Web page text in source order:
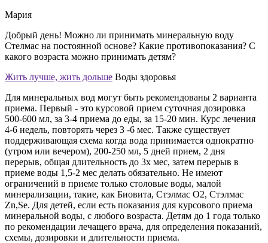
Мария
Добрый день! Можно ли принимать минеральную воду
Стелмас на постоянной основе? Какие противопоказания? С
какого возраста можно принимать детям?
Жить лучше, жить дольше Воды здоровья
Для минеральных вод могут быть рекомендованы 2 варианта
приема. Первый - это курсовой прием суточная дозировка
500-600 мл, за 3-4 приема до еды, за 15-20 мин. Курс лечения
4-6 недель, повторять через 3 -6 мес. Также существует
поддерживающая схема когда вода принимается однократно
(утром или вечером), 200-250 мл, 5 дней прием, 2 дня
перерыв, общая длительность до 3х мес, затем перерыв в
приеме воды 1,5-2 мес делать обязательно. Не имеют
ограничений в приеме только столовые воды, малой
минерализации, такие, как Биовита, Стэлмас О2, Стэлмас
Zn,Se. Для детей, если есть показания для курсового приема
минеральной воды, с любого возраста. Детям до 1 года только
по рекомендации лечащего врача, для определения показаний,
схемы, дозировки и длительности приема.